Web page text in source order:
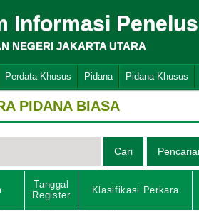
Informasi
NEGERI JAKARTA UTARA
Perdata Khusus Pidana Pidana Khusus
PIDANA BIASA
Tanggal
Register
Klasifikasi Perkara